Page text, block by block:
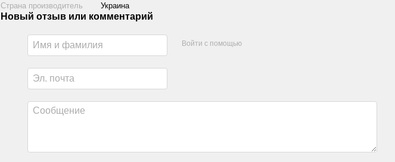
Страна производитель
Украина
Новый отзыв или комментарий
Войти с помощью